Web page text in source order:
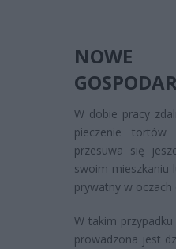
NOWE
W dobie pracy
pieczenie tortów
przesuwa się
swoim mieszkaniu
prywatny w
W takim
prowadzona jest